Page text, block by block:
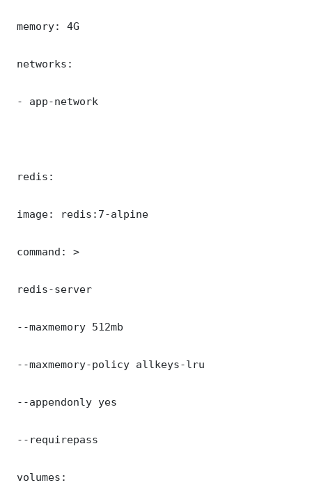
memory: 4G
networks:
- app-network
redis:
image: redis:7-alpine
command: >
redis-server
--maxmemory 512mb
--maxmemory-policy allkeys-lru
--appendonly yes
--requirepass
volumes: